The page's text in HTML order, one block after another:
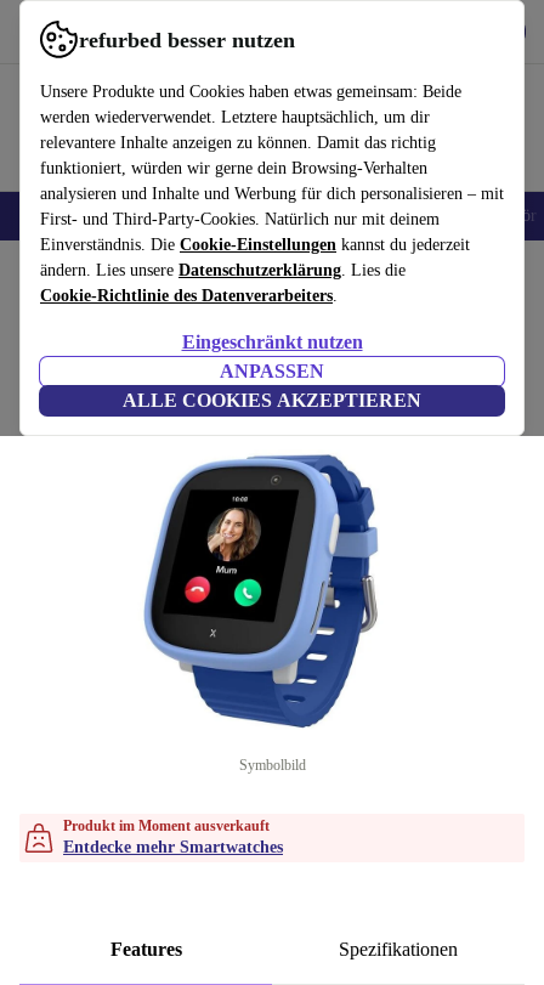
refurbed besser nutzen
Unsere Produkte und Cookies haben etwas gemeinsam: Beide
werden wiederverwendet. Letztere hauptsächlich, um dir
relevantere Inhalte anzeigen zu können. Damit das richtig
funktioniert, würden wir gerne dein Browsing-Verhalten
analysieren und Inhalte und Werbung für dich personalisieren – mit
First- und Third-Party-Cookies. Natürlich nur mit deinem
Einverständnis. Die Cookie-Einstellungen kannst du jederzeit
ändern. Lies unsere Datenschutzerklärung. Lies die
Cookie-Richtlinie des Datenverarbeiters.
Eingeschränkt nutzen
ANPASSEN
ALLE COOKIES AKZEPTIEREN
refurbed schnell und einfach nutzen
🎒 Back to school Handys Laptops Tablets Smartwatches Zubehör
Home Produkte Smartwatches
Xplora X6 Play (Nano-SIM)
8 GB | blau
(1 Bewertung)
Symbolbild
Produkt im Moment ausverkauft
Entdecke mehr Smartwatches
Features Spezifikationen